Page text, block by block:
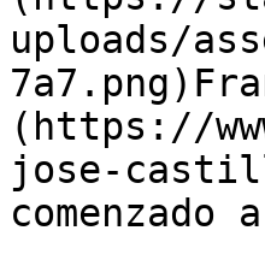
uploads/
(https://
jose-